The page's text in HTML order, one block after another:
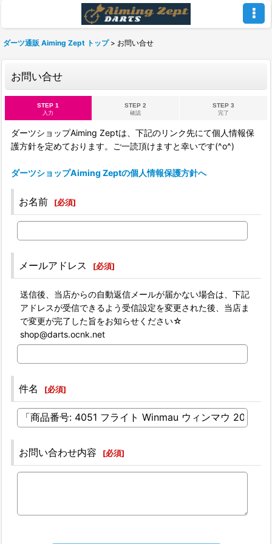
ダーツ通販 Aiming Zept トップ > お問い合せ
お問い合せ
STEP 1
入力
STEP 2
確認
STEP 3
完了
ダーツショップAiming Zeptは、下記のリンク先にて個人情報保
護方針を定めております。ご一読頂けますと幸いです(^o^)
ダーツショップAiming Zeptの個人情報保護方針へ
お名前 [必須]
メールアドレス [必須]
送信後、当店からの自動返信メールが届かない場合は、下記
アドレスが受信できるよう受信設定を変更された後、当店ま
で変更が完了した旨をお知らせください☆
shop@darts.ocnk.net
件名 [必須]
お問い合わせ内容 [必須]